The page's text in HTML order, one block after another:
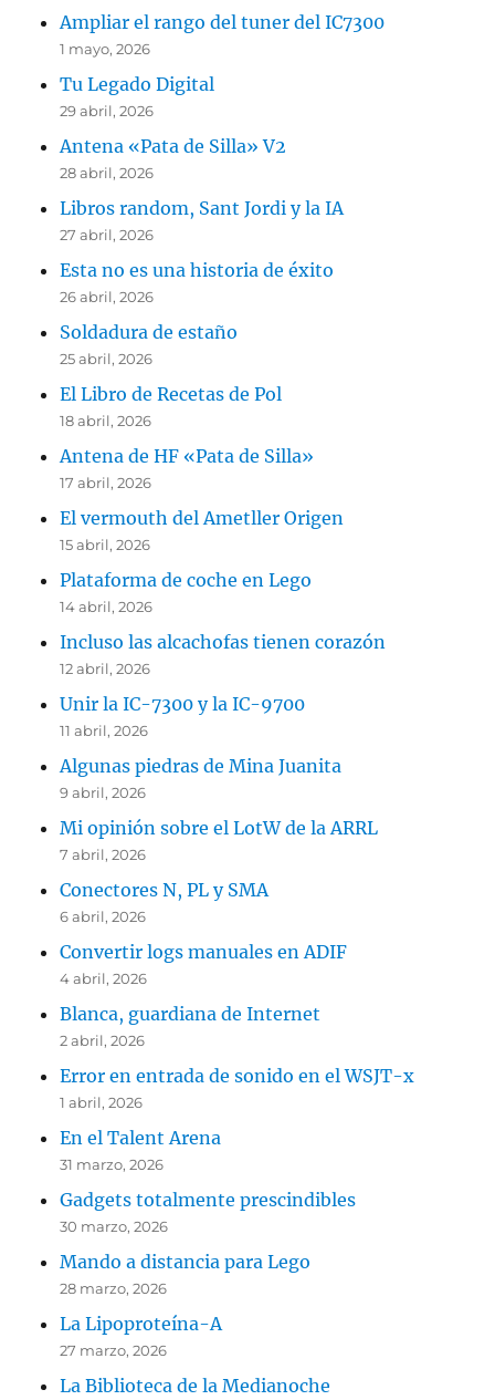
Ampliar el rango del tuner del IC7300
1 mayo, 2026
Tu Legado Digital
29 abril, 2026
Antena «Pata de Silla» V2
28 abril, 2026
Libros random, Sant Jordi y la IA
27 abril, 2026
Esta no es una historia de éxito
26 abril, 2026
Soldadura de estaño
25 abril, 2026
El Libro de Recetas de Pol
18 abril, 2026
Antena de HF «Pata de Silla»
17 abril, 2026
El vermouth del Ametller Origen
15 abril, 2026
Plataforma de coche en Lego
14 abril, 2026
Incluso las alcachofas tienen corazón
12 abril, 2026
Unir la IC-7300 y la IC-9700
11 abril, 2026
Algunas piedras de Mina Juanita
9 abril, 2026
Mi opinión sobre el LotW de la ARRL
7 abril, 2026
Conectores N, PL y SMA
6 abril, 2026
Convertir logs manuales en ADIF
4 abril, 2026
Blanca, guardiana de Internet
2 abril, 2026
Error en entrada de sonido en el WSJT-x
1 abril, 2026
En el Talent Arena
31 marzo, 2026
Gadgets totalmente prescindibles
30 marzo, 2026
Mando a distancia para Lego
28 marzo, 2026
La Lipoproteína-A
27 marzo, 2026
La Biblioteca de la Medianoche